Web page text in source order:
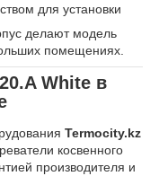
для установки
делают модель
помещениях.
White в
Termocity.kz
косвенного
производителя и